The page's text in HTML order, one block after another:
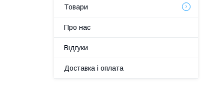
Товари
Про нас
Відгуки
Доставка і оплата